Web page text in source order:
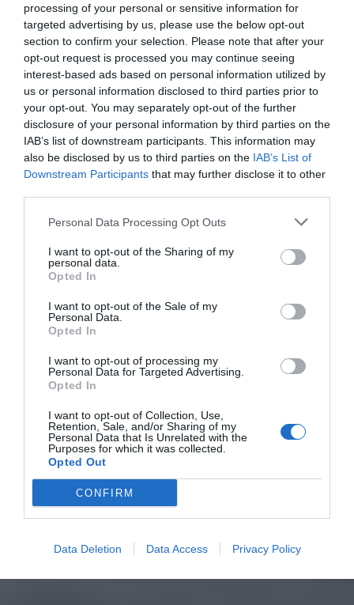
processing of your personal or sensitive information for
targeted advertising by us, please use the below opt-out
section to confirm your selection. Please note that after your
opt-out request is processed you may continue seeing
interest-based ads based on personal information utilized by
us or personal information disclosed to third parties prior to
your opt-out. You may separately opt-out of the further
disclosure of your personal information by third parties on the
IAB’s list of downstream participants. This information may
also be disclosed by us to third parties on the IAB’s List of
Downstream Participants that may further disclose it to other
Personal Data Processing Opt Outs
I want to opt-out of the Sharing of my
personal data.
Opted In
I want to opt-out of the Sale of my
Personal Data.
Opted In
I want to opt-out of processing my
Personal Data for Targeted Advertising.
Opted In
I want to opt-out of Collection, Use,
Retention, Sale, and/or Sharing of my
Personal Data that Is Unrelated with the
Purposes for which it was collected.
Opted Out
CONFIRM
Data Deletion Data Access Privacy Policy